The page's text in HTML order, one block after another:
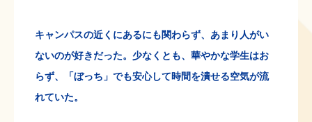
キャンパスの近くにあるにも関わらず、あまり人がい
ないのが好きだった。少なくとも、華やかな学生はお
らず、「ぼっち」でも安心して時間を潰せる空気が流
れていた。